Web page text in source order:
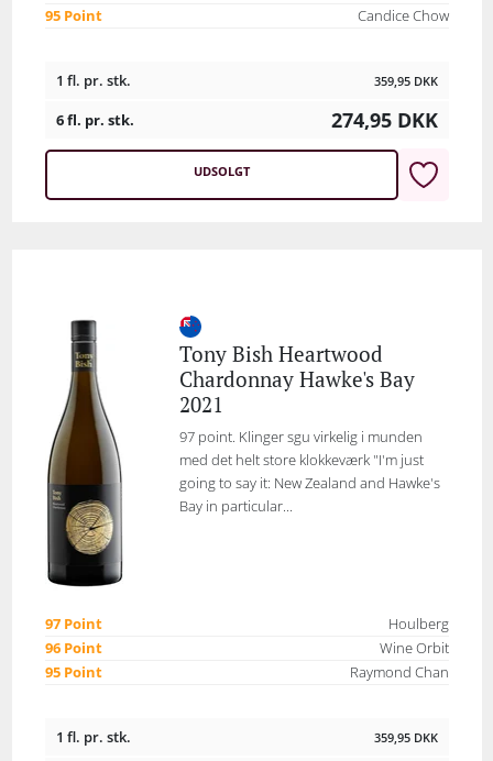
95 Point
Candice Chow
1 fl. pr. stk. 359,95 DKK
6 fl. pr. stk. 274,95 DKK
UDSOLGT
Tony Bish Heartwood
Chardonnay Hawke's Bay
2021
97 point. Klinger sgu virkelig i munden
med det helt store klokkeværk "I'm just
going to say it: New Zealand and Hawke's
Bay in particular...
97 Point
Houlberg
96 Point
Wine Orbit
95 Point
Raymond Chan
1 fl. pr. stk. 359,95 DKK